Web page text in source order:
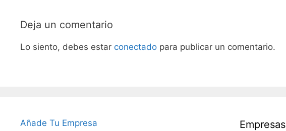
Deja un comentario
Lo siento, debes estar conectado para publicar un comentario.
Añade Tu Empresa
Empresas